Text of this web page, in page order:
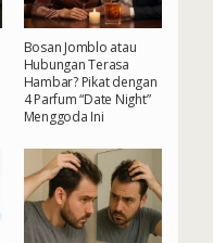
Bosan Jomblo atau
Hubungan Terasa
Hambar? Pikat dengan
4 Parfum “Date Night”
Menggoda Ini